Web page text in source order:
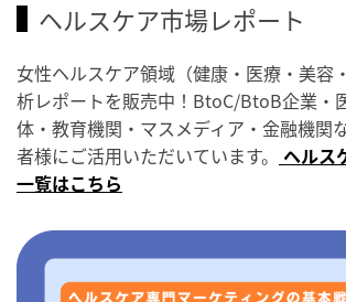
ヘルスケア市場レポート
女性ヘルスケア領域（健康・医療・美容
析レポートを販売中！BtoC/BtoB企業・
体・教育機関・マスメディア・金融機関
者様にご活用いただいています。 ヘルス
一覧はこちら